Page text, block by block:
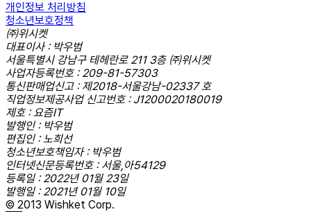
개인정보 처리방침
청소년보호정책
㈜위시켓
대표이사 : 박우범
서울특별시 강남구 테헤란로 211 3층 ㈜위시켓
사업자등록번호 : 209-81-57303
통신판매업신고 : 제2018-서울강남-02337 호
직업정보제공사업 신고번호 : J1200020180019
제호 : 요즘IT
발행인 : 박우범
편집인 : 노희선
청소년보호책임자 : 박우범
인터넷신문등록번호 : 서울,아54129
등록일 : 2022년 01월 23일
발행일 : 2021년 01월 10일
© 2013 Wishket Corp.